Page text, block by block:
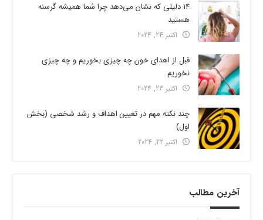
14 دلیلی که نشان می‌دهد چرا شما همیشه گرسنه
هستید
اکتبر 24, 2024
قبل از اهدای خون چه چیزی بخوریم و چه چیزی
نخوریم
اکتبر 23, 2024
چند نکته مهم در تعیین اهداف و رشد شخصی (بخش
اول)
اکتبر 22, 2024
آخرین مطالب